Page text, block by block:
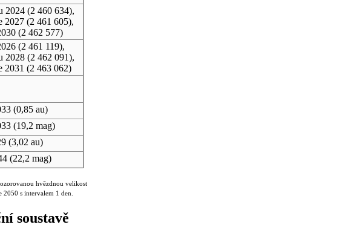
2024(2 460 634),
2027(2 461 605),
(2 462 577)
(2 461 119),
2028(2 462 091),
2031 (2 463 062)
(0,85 au)
(19,2 mag)
(3,02 au)
(22,2 mag)
hvězdnou velikost
s intervalem 1 den.
soustavě